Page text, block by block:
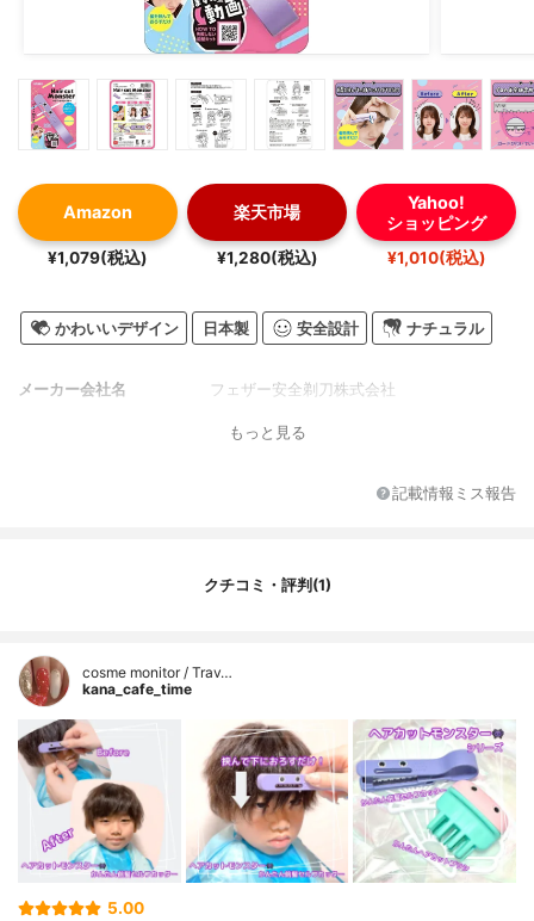
Amazon
¥1,079(税込)
楽天市場
¥1,280(税込)
Yahoo!
ショッピング
¥1,010(税込)
かわいいデザイン 日本製 安全設計 ナチュラル
メーカー会社名 フェザー安全剃刀株式会社
もっと見る
記載情報ミス報告
クチコミ・評判(1)
cosme monitor / Trav…
kana_cafe_time
5.00